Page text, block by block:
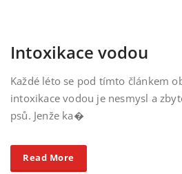
Intoxikace vodou
Každé léto se pod tímto článkem
intoxikace vodou je nesmysl a
psů. Jenže ka�
Read More